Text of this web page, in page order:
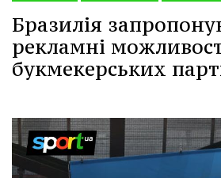
Бразилія
рекламні
букмекерських